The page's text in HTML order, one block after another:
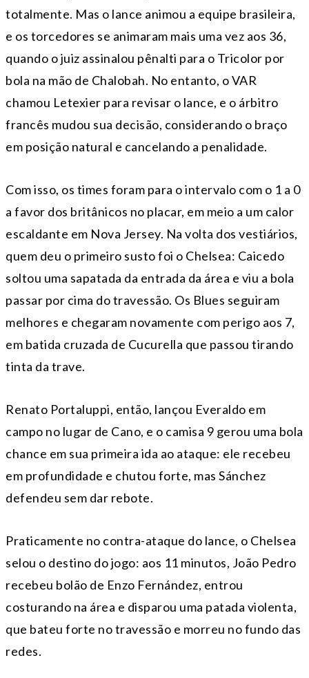
totalmente. Mas o lance animou a equipe brasileira,
e os torcedores se animaram mais uma vez aos 36,
quando o juiz assinalou pênalti para o Tricolor por
bola na mão de Chalobah. No entanto, o VAR
chamou Letexier para revisar o lance, e o árbitro
francês mudou sua decisão, considerando o braço
em posição natural e cancelando a penalidade.
Com isso, os times foram para o intervalo com o 1 a 0
a favor dos britânicos no placar, em meio a um calor
escaldante em Nova Jersey. Na volta dos vestiários,
quem deu o primeiro susto foi o Chelsea: Caicedo
soltou uma sapatada da entrada da área e viu a bola
passar por cima do travessão. Os Blues seguiram
melhores e chegaram novamente com perigo aos 7,
em batida cruzada de Cucurella que passou tirando
tinta da trave.
Renato Portaluppi, então, lançou Everaldo em
campo no lugar de Cano, e o camisa 9 gerou uma bola
chance em sua primeira ida ao ataque: ele recebeu
em profundidade e chutou forte, mas Sánchez
defendeu sem dar rebote.
Praticamente no contra-ataque do lance, o Chelsea
selou o destino do jogo: aos 11 minutos, João Pedro
recebeu bolão de Enzo Fernández, entrou
costurando na área e disparou uma patada violenta,
que bateu forte no travessão e morreu no fundo das
redes.